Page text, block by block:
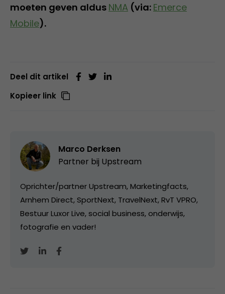
moeten geven aldus NMA (via: Emerce
Mobile).
Deel dit artikel
Kopieer link
Marco Derksen
Partner bij Upstream
Oprichter/partner Upstream, Marketingfacts,
Arnhem Direct, SportNext, TravelNext, RvT VPRO,
Bestuur Luxor Live, social business, onderwijs,
fotografie en vader!